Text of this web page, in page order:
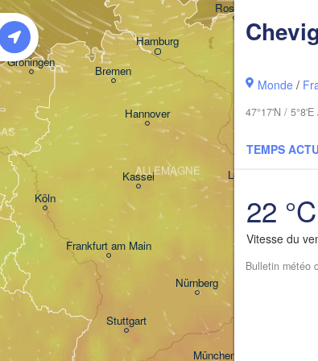
Monde /
47°17'N /
TEMPS
22 °C
Vitesse du
Bulletin météo
Hamburg
Köln
Frankfurt am Main
Bremen
Hannover
Nürnberg
Kassel
Groningen
ALLEMAGNE
Stuttgart
Leipzig
Rostock
München